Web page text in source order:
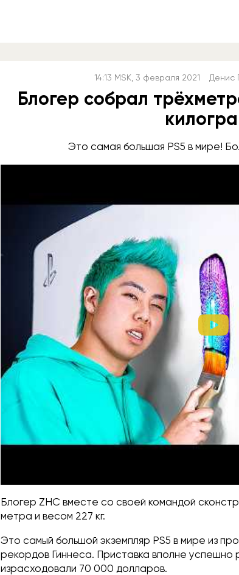
14:13 MSK, 3 февраля 2021 Денис
Блогер собрал
Это самая большая PS5 в мире!
Блогер ZHC вместе со своей командой
метра и весом 227 кг.
Это самый большой экземпляр PS5 в мире из
рекордов Гиннеса. Приставка вполне
израсходовали 70 000 долларов.